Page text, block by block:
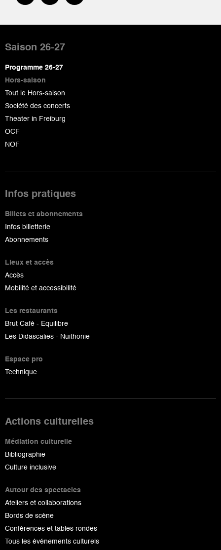
de
page
Saison 26-27
Programme 26-27
Hors-saison
Tout le Hors-saison
Société des concerts
Theater in Freiburg
OCF
NOF
Infos pratiques
Billets et abonnements
Infos billetterie
Abonnements
Lieux et accès
Accès
Mobilité et accessibilité
Les restaurants
Brut Café - Equilibre
Les Didascalies - Nuithonie
Espace pro
Technique
Actions culturelles
Médiation culturelle
Bibliographie
Culture inclusive
Autour des spectacles
Ateliers et collaborations
Bords de scène
Conférences et tables rondes
Tous les événements culturels